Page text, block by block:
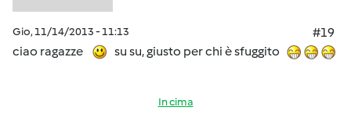
Gio, 11/14/2013 - 11:13
#19
ciao ragazze
su su, giusto per chi è sfuggito
In cima